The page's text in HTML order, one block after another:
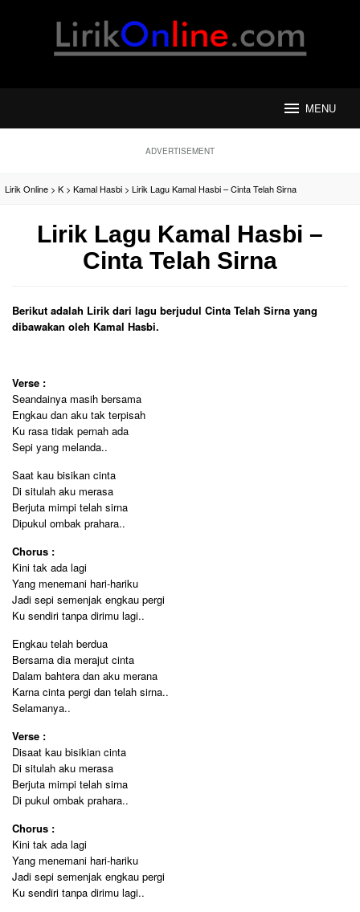
MENU
ADVERTISEMENT
Lirik Online > K > Kamal Hasbi > Lirik Lagu Kamal Hasbi – Cinta Telah Sirna
Lirik Lagu Kamal Hasbi –
Cinta Telah Sirna
Berikut adalah Lirik dari lagu berjudul Cinta Telah Sirna yang
dibawakan oleh Kamal Hasbi.
Verse :
Seandainya masih bersama
Engkau dan aku tak terpisah
Ku rasa tidak pernah ada
Sepi yang melanda..
Saat kau bisikan cinta
Di situlah aku merasa
Berjuta mimpi telah sirna
Dipukul ombak prahara..
Chorus :
Kini tak ada lagi
Yang menemani hari-hariku
Jadi sepi semenjak engkau pergi
Ku sendiri tanpa dirimu lagi..
Engkau telah berdua
Bersama dia merajut cinta
Dalam bahtera dan aku merana
Karna cinta pergi dan telah sirna..
Selamanya..
Verse :
Disaat kau bisikian cinta
Di situlah aku merasa
Berjuta mimpi telah sirna
Di pukul ombak prahara..
Chorus :
Kini tak ada lagi
Yang menemani hari-hariku
Jadi sepi semenjak engkau pergi
Ku sendiri tanpa dirimu lagi..